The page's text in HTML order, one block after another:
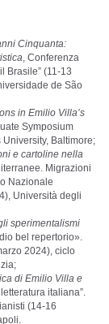
Cinquanta:
, Conferenza
Brasile” (11-13
de São
in Emilio Villa’s
Symposium
Baltimore;
e cartoline nella
Migrazioni
Nazionale
Università degli
sperimentalismi
bel repertorio».
2024), ciclo
di Emilio Villa e
italiana”.
(14-16